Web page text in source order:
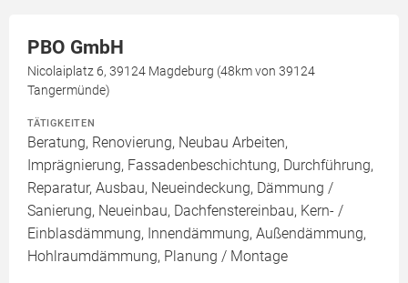
PBO GmbH
Nicolaiplatz 6, 39124 Magdeburg (48km von 39124
Tangermünde)
TÄTIGKEITEN
Beratung, Renovierung, Neubau Arbeiten,
Imprägnierung, Fassadenbeschichtung, Durchführung,
Reparatur, Ausbau, Neueindeckung, Dämmung /
Sanierung, Neueinbau, Dachfenstereinbau, Kern- /
Einblasdämmung, Innendämmung, Außendämmung,
Hohlraumdämmung, Planung / Montage